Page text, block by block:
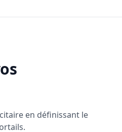
en définissant le